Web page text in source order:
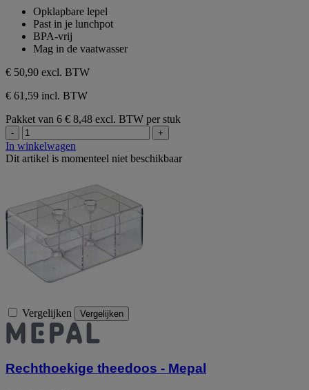
sterren.
Opklapbare lepel
Past in je lunchpot
BPA-vrij
Mag in de vaatwasser
€ 50,90 excl. BTW
€ 61,59 incl. BTW
Pakket van 6 € 8,48 excl. BTW per stuk
- +
In winkelwagen
Dit artikel is momenteel niet beschikbaar
Vergelijken Vergelijken
Rechthoekige theedoos - Mepal